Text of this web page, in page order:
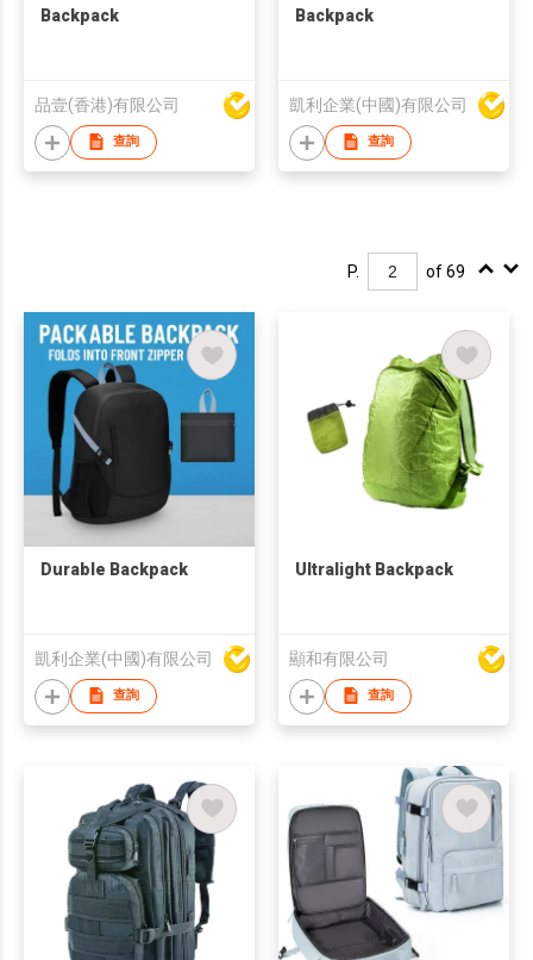
Backpack
品壹(香港)有限公司
查詢
Backpack
凱利企業(中國)有限公司
查詢
P. of 69
Durable Backpack
凱利企業(中國)有限公司
查詢
Ultralight Backpack
顯和有限公司
查詢